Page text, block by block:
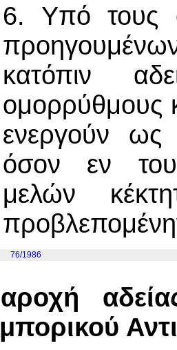
6. Υπό τους
κατόπιν
ομορρύθμους
ενεργούν ως
όσον εν
μελών
76/1986